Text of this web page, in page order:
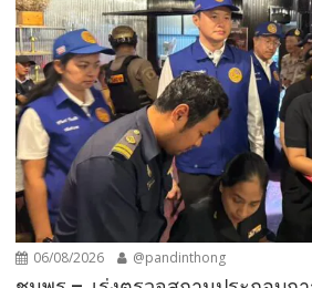
06/08/2026 @pandinthong